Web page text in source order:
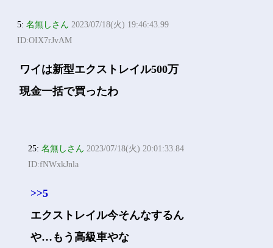
5:名無しさん 2023/07/18(火) 19:46:43.99
ID:OIX7rJvAM
ワイは新型エクストレイル500万
現金一括で買ったわ
25:名無しさん 2023/07/18(火) 20:01:33.84
ID:fNWxkJnla
>>5
エクストレイル今そんなするん
や…もう高級車やな